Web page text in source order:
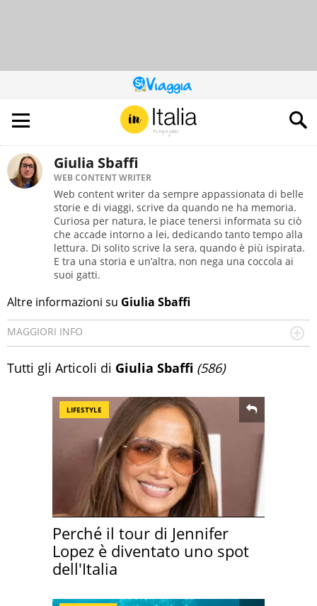
QUESTO
SITO
CONTRIBUISCE
ALL’AUDIENCE
DI
Giulia Sbaffi
WEB CONTENT WRITER
Web content writer da sempre appassionata di belle
storie e di viaggi, scrive da quando ne ha memoria.
Curiosa per natura, le piace tenersi informata su ciò
che accade intorno a lei, dedicando tanto tempo alla
lettura. Di solito scrive la sera, quando è più ispirata.
E tra una storia e un’altra, non nega una coccola ai
suoi gatti.
Altre informazioni su Giulia Sbaffi
MAGGIORI INFO
Luogo di nascita : Ancona
Tutti gli Articoli di Giulia Sbaffi (586)
LIFESTYLE
Perché il tour di Jennifer
Lopez è diventato uno spot
dell'Italia